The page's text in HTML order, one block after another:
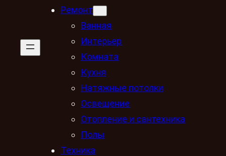
Ремонт
Ванная
Интерьер
Комната
Кухня
Натяжные потолки
Освещение
Отопление и сантехника
Полы
Техника